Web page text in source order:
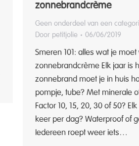
zonnebrandcrème
Geen onderdeel van een
Door petitjolie 06/06/2019
Smeren 101: alles wat je
zonnebrandcrème Elk jaar is
zonnebrand moet je in huis
pompje, tube? Met minerale
Factor 10, 15, 20, 30 of 50?
keer per dag? Waterproof of
Iedereen roept weer iets…